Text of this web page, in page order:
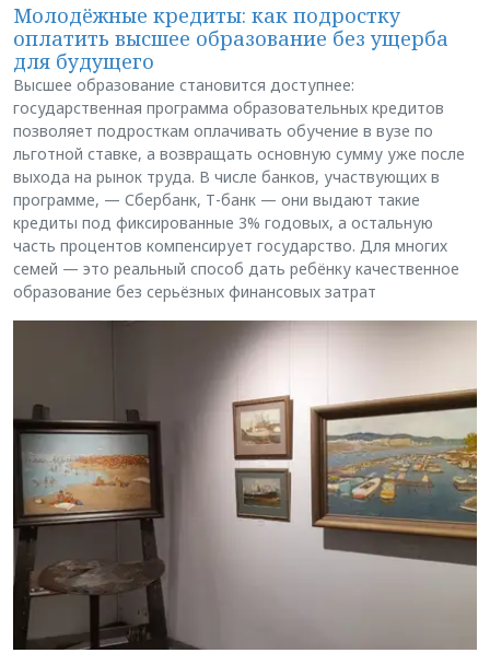
Молодёжные кредиты: как подростку
оплатить высшее образование без ущерба
для будущего
Высшее образование становится доступнее:
государственная программа образовательных кредитов
позволяет подросткам оплачивать обучение в вузе по
льготной ставке, а возвращать основную сумму уже после
выхода на рынок труда. В числе банков, участвующих в
программе, — Сбербанк, Т-банк — они выдают такие
кредиты под фиксированные 3% годовых, а остальную
часть процентов компенсирует государство. Для многих
семей — это реальный способ дать ребёнку качественное
образование без серьёзных финансовых затрат